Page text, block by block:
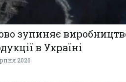
зупиняє
в Україні
2026